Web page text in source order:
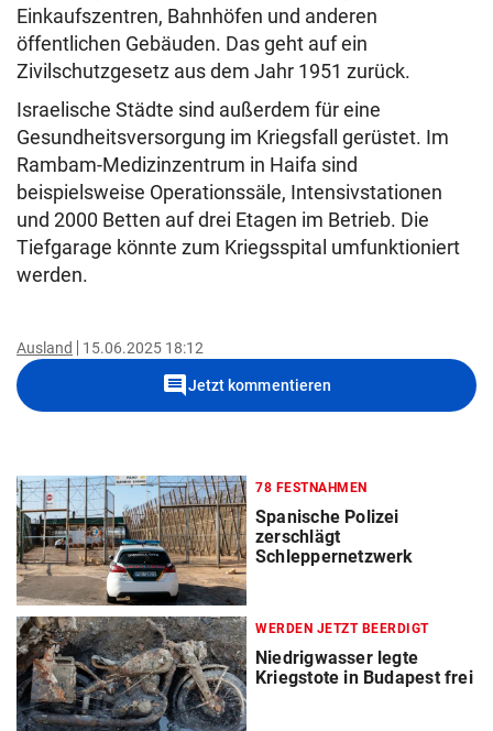
Einkaufszentren, Bahnhöfen und anderen
öffentlichen Gebäuden. Das geht auf ein
Zivilschutzgesetz aus dem Jahr 1951 zurück.
Israelische Städte sind außerdem für eine
Gesundheitsversorgung im Kriegsfall gerüstet. Im
Rambam-Medizinzentrum in Haifa sind
beispielsweise Operationssäle, Intensivstationen
und 2000 Betten auf drei Etagen im Betrieb. Die
Tiefgarage könnte zum Kriegsspital umfunktioniert
werden.
Ausland 15.06.2025 18:12
commentJetzt kommentieren
78 FESTNAHMEN
Spanische Polizei
zerschlägt
Schleppernetzwerk
WERDEN JETZT BEERDIGT
Niedrigwasser legte
Kriegstote in Budapest frei